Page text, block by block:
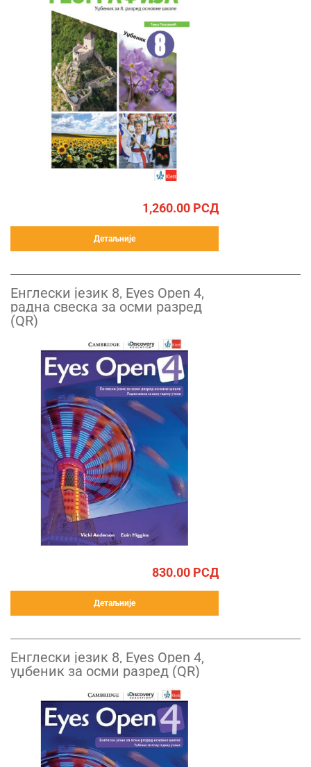
1,260.00 РСД
Детаљније
Енглески језик 8, Eyes Open 4,
радна свеска за осми разред
(QR)
830.00 РСД
Детаљније
Енглески језик 8, Eyes Open 4,
уџбеник за осми разред (QR)